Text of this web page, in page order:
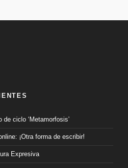
de ciclo ‘Metamorfosis’
¡Otra forma de escribir!
Expresiva